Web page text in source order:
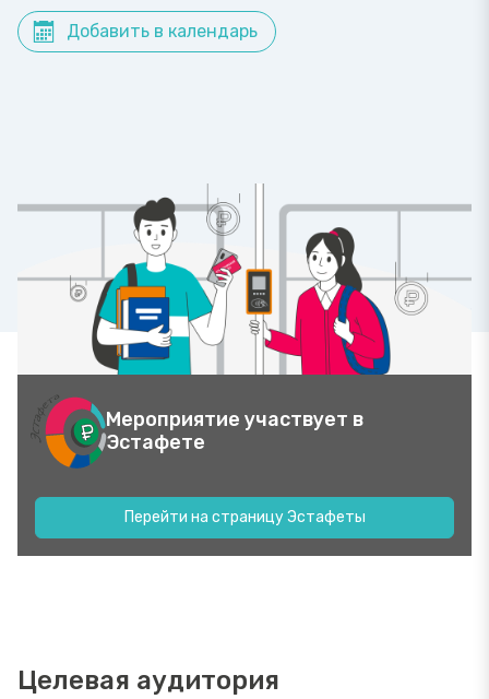
Добавить в календарь
Мероприятие участвует в
Эстафете
Перейти на страницу Эстафеты
Целевая аудитория